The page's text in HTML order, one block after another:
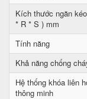
Kích thước ngăn
* R * S ) mm
Tính năng
Khả năng chống
Hệ thống khóa liên
thông minh